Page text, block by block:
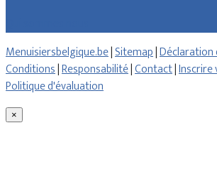
Menuisiersbelgique.be|Sitemap|
Conditions|Responsabilité|Contact|
Politique d'évaluation
×